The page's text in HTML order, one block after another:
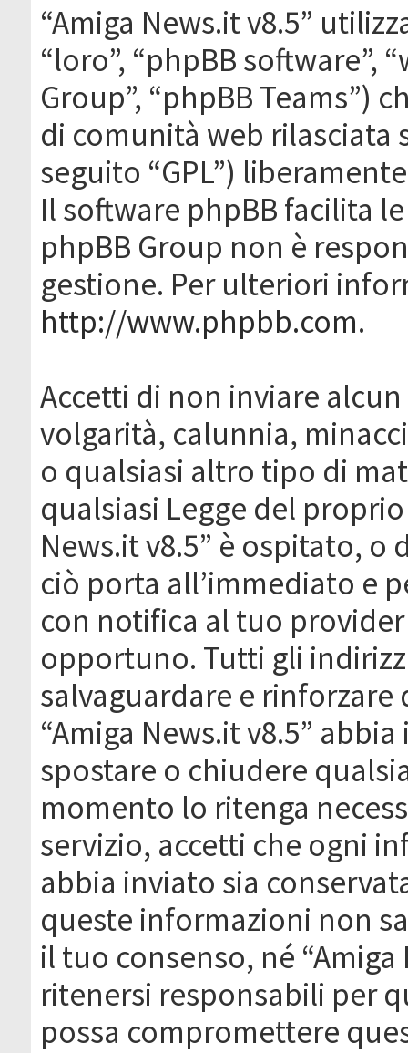
“Amiga News.it v8.5”
“loro”, “phpBB software”,
Group”, “phpBB Teams”)
di comunità web rilasciata
seguito “GPL”)
Il software phpBB facilita
phpBB Group non è
gestione. Per ulteriori
http://www.phpbb.com.
Accetti di non inviare
volgarità, calunnia,
o qualsiasi altro tipo di
qualsiasi Legge del
News.it v8.5” è ospitato, o
ciò porta all’immediato e
con notifica al tuo
opportuno. Tutti gli
salvaguardare e
“Amiga News.it v8.5”
spostare o chiudere
momento lo ritenga
servizio, accetti che ogni
abbia inviato sia
queste informazioni non
il tuo consenso, né
ritenersi responsabili per
possa compromettere